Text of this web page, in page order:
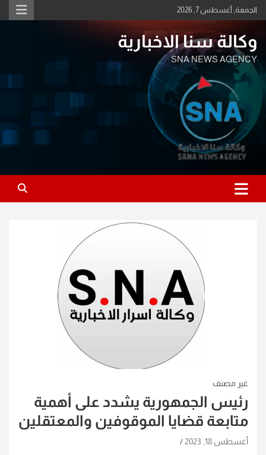
Skip
to
الجمعة, أغسطس 7, 2026
وكالة سنا الاخبارية
SNA NEWS AGENCY
غير مصنف
رئيس الجمهورية يشدد على أهمية
متابعة قضايا الموقوفين والمعتقلين
أغسطس 18, 2023